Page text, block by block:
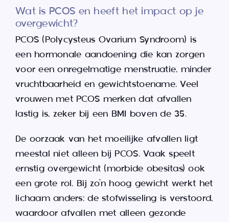
Wat is PCOS en heeft het impact op je
overgewicht?
PCOS (Polycysteus Ovarium Syndroom) is
een hormonale aandoening die kan zorgen
voor een onregelmatige menstruatie, minder
vruchtbaarheid en gewichtstoename. Veel
vrouwen met PCOS merken dat afvallen
lastig is, zeker bij een BMI boven de 35.
De oorzaak van het moeilijke afvallen ligt
meestal niet alleen bij PCOS. Vaak speelt
ernstig overgewicht (morbide obesitas) ook
een grote rol. Bij zo’n hoog gewicht werkt het
lichaam anders: de stofwisseling is verstoord,
waardoor afvallen met alleen gezonde